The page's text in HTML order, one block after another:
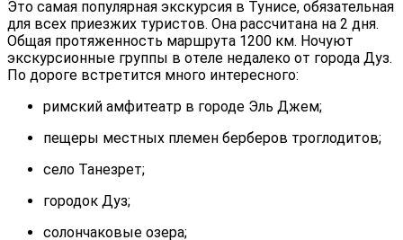
Это самая популярная экскурсия в Тунисе, обязательная
для всех приезжих туристов. Она рассчитана на 2 дня.
Общая протяженность маршрута 1200 км. Ночуют
экскурсионные группы в отеле недалеко от города Дуз.
По дороге встретится много интересного:
римский амфитеатр в городе Эль Джем;
пещеры местных племен берберов троглодитов;
село Танезрет;
городок Дуз;
солончаковые озера;